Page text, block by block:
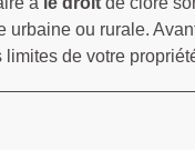
urbaine ou rurale.
limites de votre